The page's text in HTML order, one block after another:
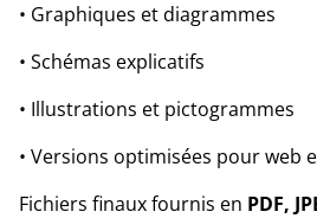
• Graphiques et diagrammes
• Schémas explicatifs
• Illustrations et pictogrammes
• Versions optimisées pour web
Fichiers finaux fournis en PDF,